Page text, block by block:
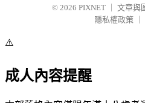
© 2026 PIXNET
文章與
隱私權政策
⚠️
成人內容提醒